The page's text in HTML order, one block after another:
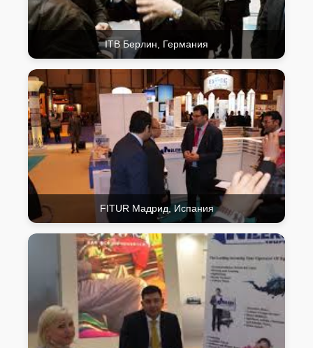
ITB Берлин, Германия
FITUR Мадрид, Испания